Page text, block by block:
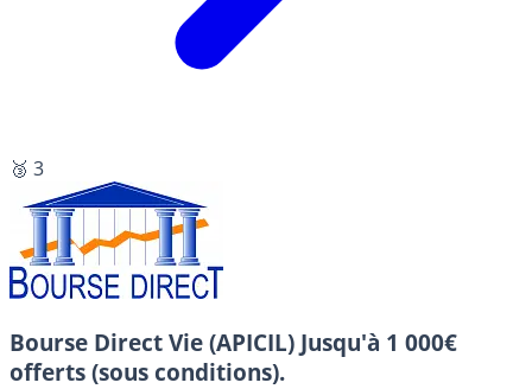
🥉 3
Bourse Direct Vie (APICIL) Jusqu'à 1 000€
offerts (sous conditions).